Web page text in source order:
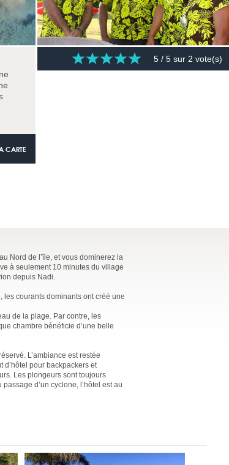
CARTE
5 / 5 sur 2 vote(s)
Nord de l’île, et vous dominerez la
à seulement 10 minutes du village
depuis Nadi.
courants dominants ont créé une
de la plage. Par contre, les
chambre bénéficie d’une belle
L’ambiance est restée
d’hôtel pour backpackers et
Les plongeurs sont toujours
d’un cyclone, l’hôtel est au